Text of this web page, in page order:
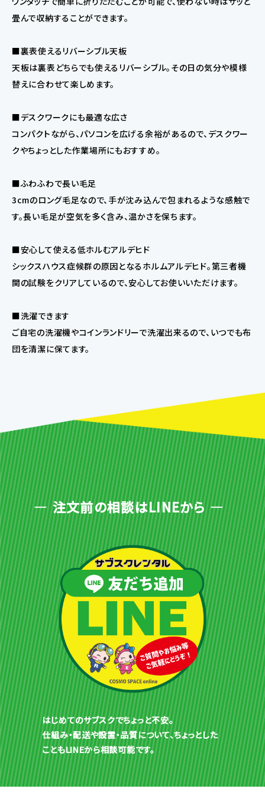
畳んで収納することができます。
■裏表使えるリバーシブル天板
天板は裏表どちらでも使えるリバーシブル。その日の気分や模様
替えに合わせて楽しめます。
■デスクワークにも最適な広さ
コンパクトながら、パソコンを広げる余裕があるので、デスクワー
クやちょっとした作業場所にもおすすめ。
■ふわふわで長い毛足
3cmのロング毛足なので、手が沈み込んで包まれるような感触で
す。長い毛足が空気を多く含み、温かさを保ちます。
■安心して使える低ホルむアルデヒド
シックスハウス症候群の原因となるホルムアルデヒド。第三者機
関の試験をクリアしているので、安心してお使いいただけます。
■洗濯できます
ご自宅の洗濯機やコインランドリーで洗濯出来るので、いつでも布
団を清潔に保てます。
注文前の相談はLINEから
はじめてのサブスクでちょっと不安。
仕組み・配送や設置・品質について、ちょっとした
こともLINEから相談可能です。